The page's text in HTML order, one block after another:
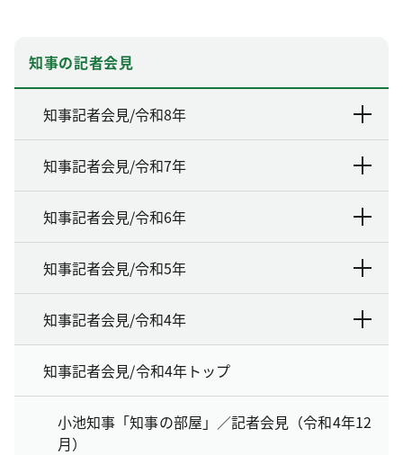
知事の記者会見
知事記者会見/令和8年
知事記者会見/令和7年
知事記者会見/令和6年
知事記者会見/令和5年
知事記者会見/令和4年
知事記者会見/令和4年トップ
小池知事「知事の部屋」／記者会見（令和4年12
月）